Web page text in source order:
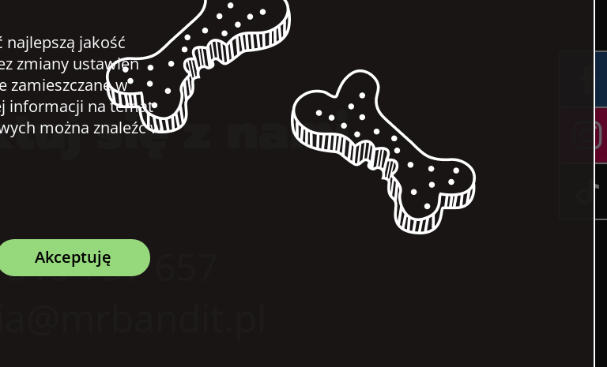
się z nami
737 657
jakość
zmiany ustawień
zamieszczane w
informacji na temat
można znaleźć w
Akceptuję